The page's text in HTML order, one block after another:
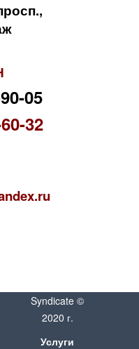
05
32
Syndicate ©
2020 г.
Услуги